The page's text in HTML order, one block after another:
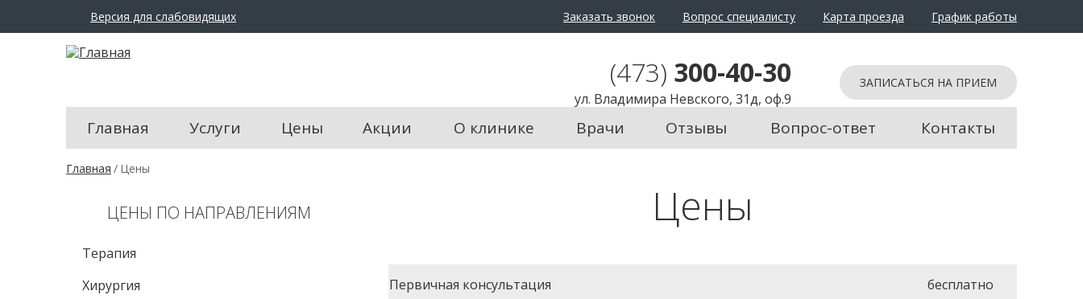
шрифта:
Версия для слабовидящих Заказать звонок Вопрос специалисту Карта проезда График работы
ЗАПИСАТЬСЯ НА ПРИЕМ
(473) 300-40-30
ул. Владимира Невского, 31д, оф.9
Главная Услуги Цены Акции О клинике Врачи Отзывы Вопрос-ответ Контакты
В
Главная / Цены
Цены
Первичная консультация бесплатно
ЦЕНЫ ПО НАПРАВЛЕНИЯМ
Терапия
Хирургия